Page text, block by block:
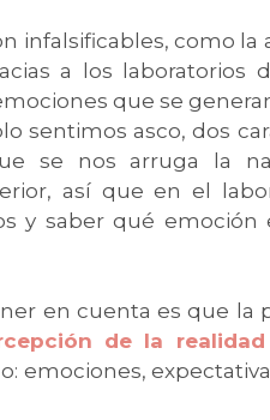
infalsificables, como la
a los laboratorios
que se
sentimos asco, dos
se nos arruga la
así que en el
y saber qué emoción
en cuenta es que la
de la
emociones,